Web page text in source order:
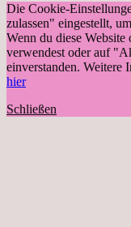
Die Cookie-
zulassen" eingestellt,
Wenn du diese
verwendest oder auf
einverstanden. Weitere
hier
Schließen